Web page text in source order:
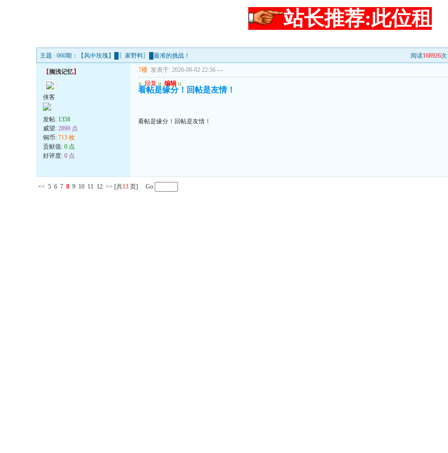
站长推荐:此位租
主题 : 060期：【风中玫瑰】█〖家野料〗█最准的挑战！ 阅读168926次 |
【搁浅记忆】
侠客
发帖: 1358
威望: 2890 点
铜币: 713 枚
贡献值: 0 点
好评度: 0 点
7楼 发表于: 2026-06-02 22:56 ---
u 回复 u 编辑 u
看帖是缘分！回帖是友情！
看帖是缘分！回帖是友情！
<< 5 6 7 8 9 10 11 12 >> [共13 页] Go